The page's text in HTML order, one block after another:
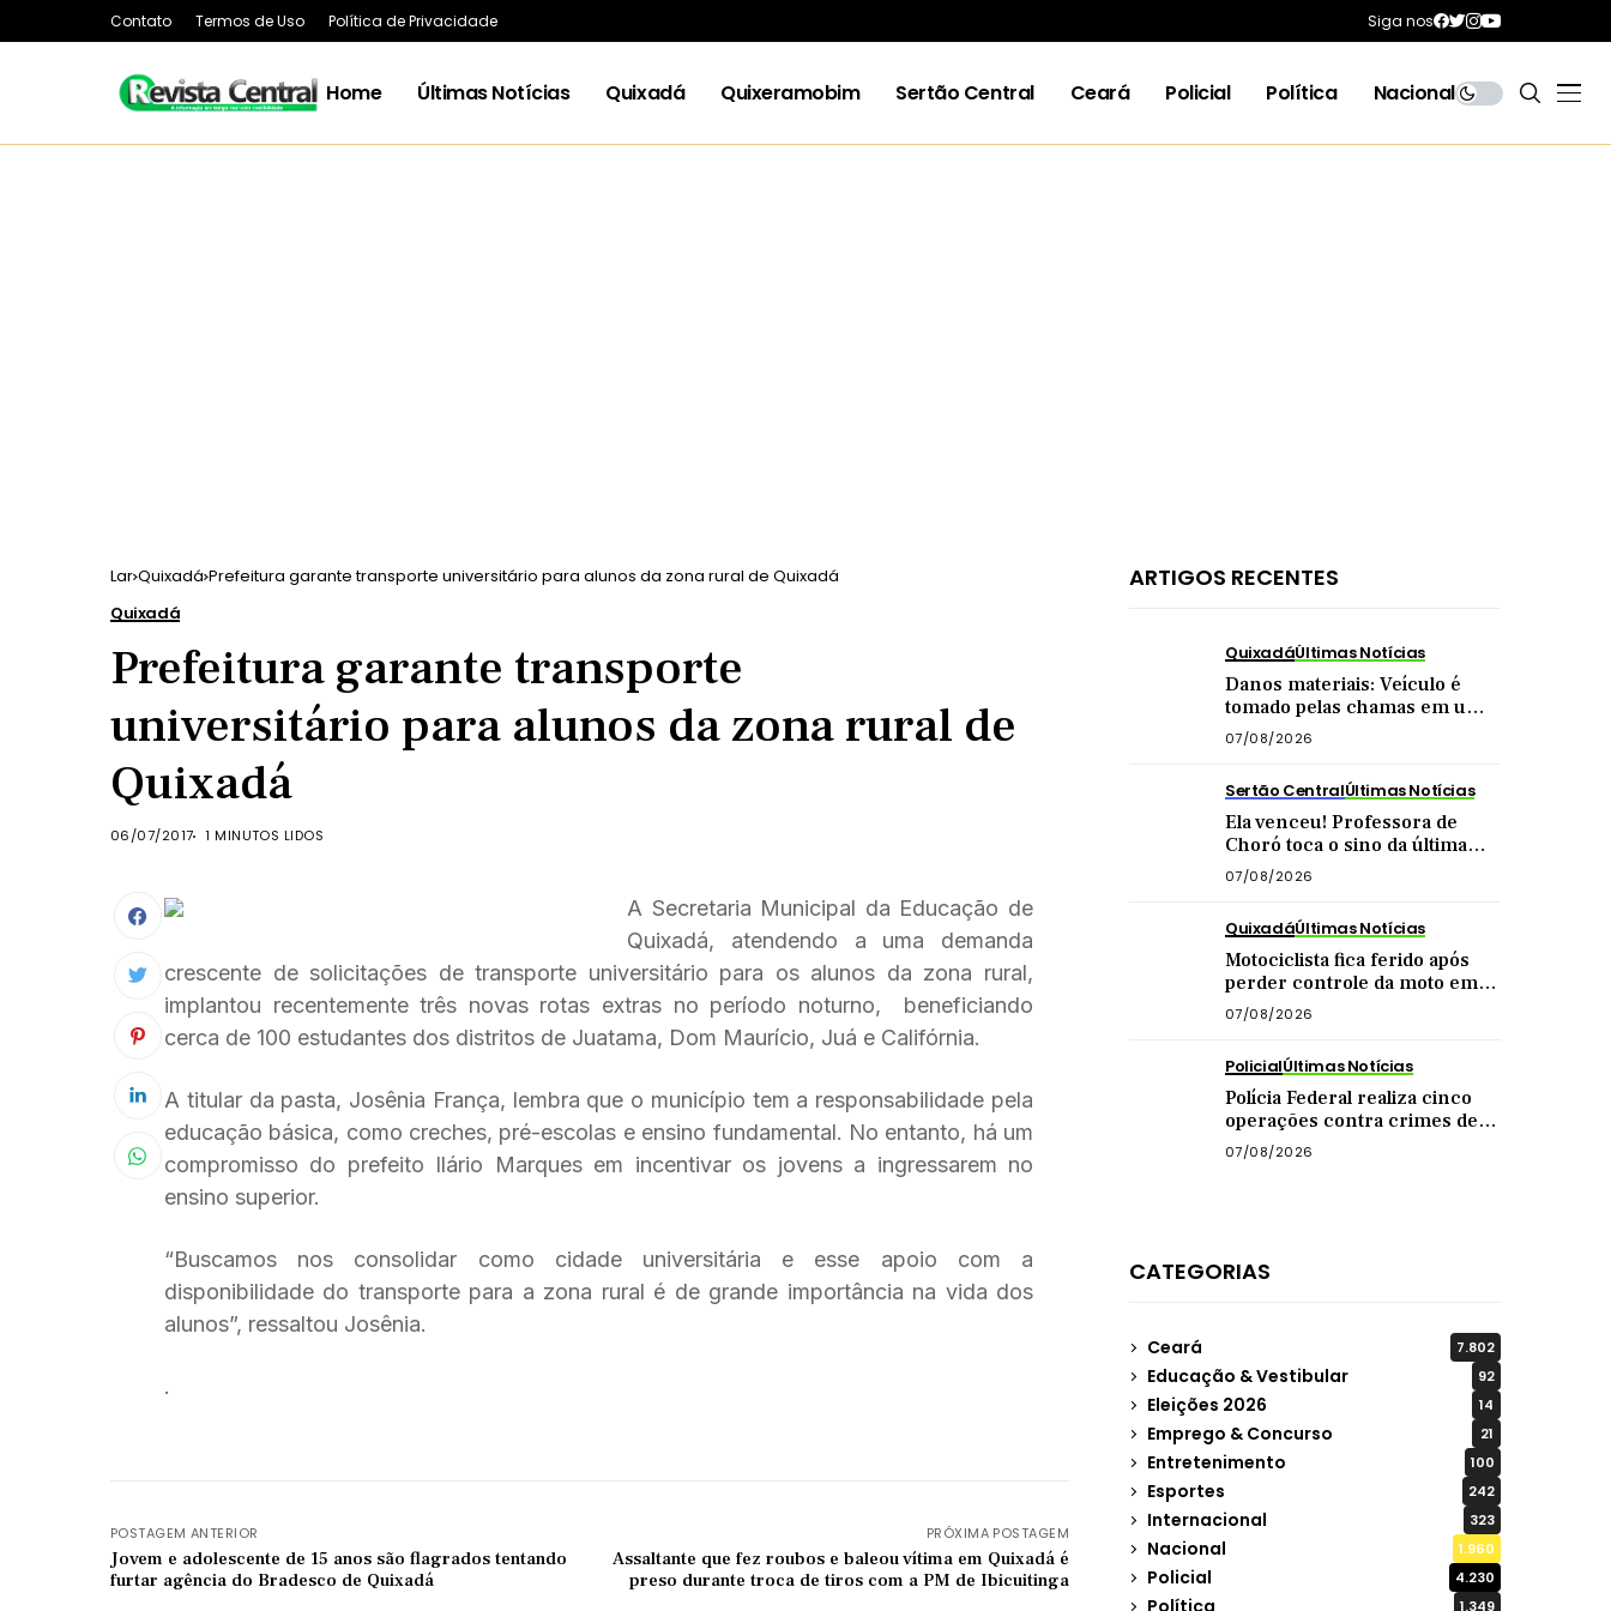
Contato Termos de Uso Política de Privacidade Siga nos
Home Últimas Notícias Quixadá Quixeramobim Sertão Central Ceará Policial Política Nacional
Lar Quixadá Prefeitura garante transporte universitário para alunos da zona rural de Quixadá
Quixadá
Prefeitura garante transporte
universitário para alunos da zona rural de
Quixadá
06/07/2017 1 MINUTOS LIDOS
A Secretaria Municipal da Educação de
Quixadá, atendendo a uma demanda
crescente de solicitações de transporte universitário para os alunos da zona rural,
implantou recentemente três novas rotas extras no período noturno, beneficiando
cerca de 100 estudantes dos distritos de Juatama, Dom Maurício, Juá e Califórnia.
A titular da pasta, Josênia França, lembra que o município tem a responsabilidade pela
educação básica, como creches, pré-escolas e ensino fundamental. No entanto, há um
compromisso do prefeito Ilário Marques em incentivar os jovens a ingressarem no
ensino superior.
“Buscamos nos consolidar como cidade universitária e esse apoio com a
disponibilidade do transporte para a zona rural é de grande importância na vida dos
alunos”, ressaltou Josênia.
.
POSTAGEM ANTERIOR
Jovem e adolescente de 15 anos são flagrados tentando
furtar agência do Bradesco de Quixadá
PRÓXIMA POSTAGEM
Assaltante que fez roubos e baleou vítima em Quixadá é
preso durante troca de tiros com a PM de Ibicuitinga
ARTIGOS RECENTES
QuixadáÚltimas Notícias
Danos materiais: Veículo é
tomado pelas chamas em uma
das principais vias de Quixadá
07/08/2026
Sertão CentralÚltimas Notícias
Ela venceu! Professora de
Choró toca o sino da última
quimioterapia e é recebida
com carreata
07/08/2026
QuixadáÚltimas Notícias
Motociclista fica ferido após
perder controle da moto em
curva na zona rural de
Quixadá
07/08/2026
PolicialÚltimas Notícias
Polícia Federal realiza cinco
operações contra crimes de
abuso sexual infantil na
internet
07/08/2026
CATEGORIAS
Ceará 7.802
Educação & Vestibular 92
Eleições 2026 14
Emprego & Concurso 21
Entretenimento 100
Esportes 242
Internacional 323
Nacional 1.960
Policial 4.230
Política 1.349